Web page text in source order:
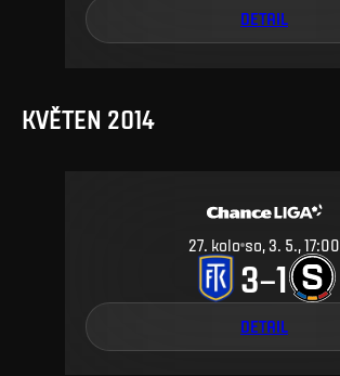
DETAIL
KVĚTEN 2014
27. kolo so, 3. 5., 17:00
3–1
DETAIL